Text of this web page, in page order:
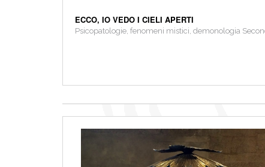
ECCO, IO VEDO I CIELI APERTI
Psicopatologie, fenomeni mistici, demonologia